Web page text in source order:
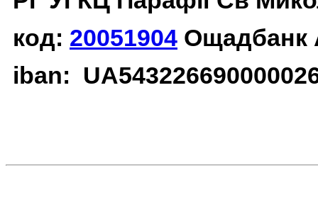
код: 20051904 Ощадбанк
iban: